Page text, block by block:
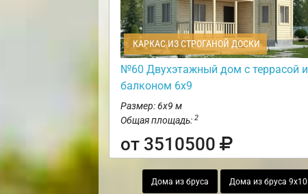
КАРКАС ИЗ СТРОГАНОЙ ДОСКИ
№60 Двухэтажный дом с террасой и
балконом 6х9
Размер: 6х9 м
Общая площадь: 2
от 3510500
Дома из бруса Дома из бруса 9х10